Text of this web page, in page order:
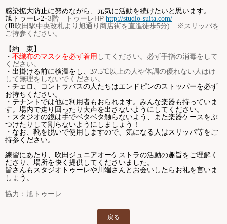
感染拡大防止に努めながら、元気に活動を続けたいと思います。
旭トゥーレ2･3階 トゥーレHP http://studio-suita.com/
(JR吹田駅中央改札より旭通り商店街を直進徒歩5分) ※スリッパを
ご持参ください。
【約 束】
・ 不織布のマスクを必ず着用 してください。必ず手指の消毒をして
ください。
・出掛ける前に検温をし、 37.5℃以上の人や体調の優れない人はけ
して無理をしないでください。
・チェロ、コントラバスの人たちはエンドピンのストッパーを必ず
お持ちください。
・テナントでは他に利用者もおられます。みんな楽器も持っていま
す。場内で走り回ったり大声を出さないようにしてください。
・スタジオの鏡は手でベタベタ触らないよう、また楽器ケースをぶ
つけたりして割らないようにしましょう！
・なお、靴を脱いで使用しますので、気になる人はスリッパ等をご
持参ください。
練習にあたり、吹田ジュニアオーケストラの活動の趣旨をご理解く
ださり、場所を快く提供してくださいました。
皆さんもスタジオトゥーレや川端さんとお会いしたらお礼を言いま
しょう。
協力：旭トゥーレ
戻る